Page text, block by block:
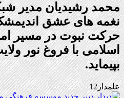
محمد رشیدیان مدیر
نغمه های عشق
حرکت نبوت در مسیر
اسلامی با فروغ نور
بپیماید.
علمدار12